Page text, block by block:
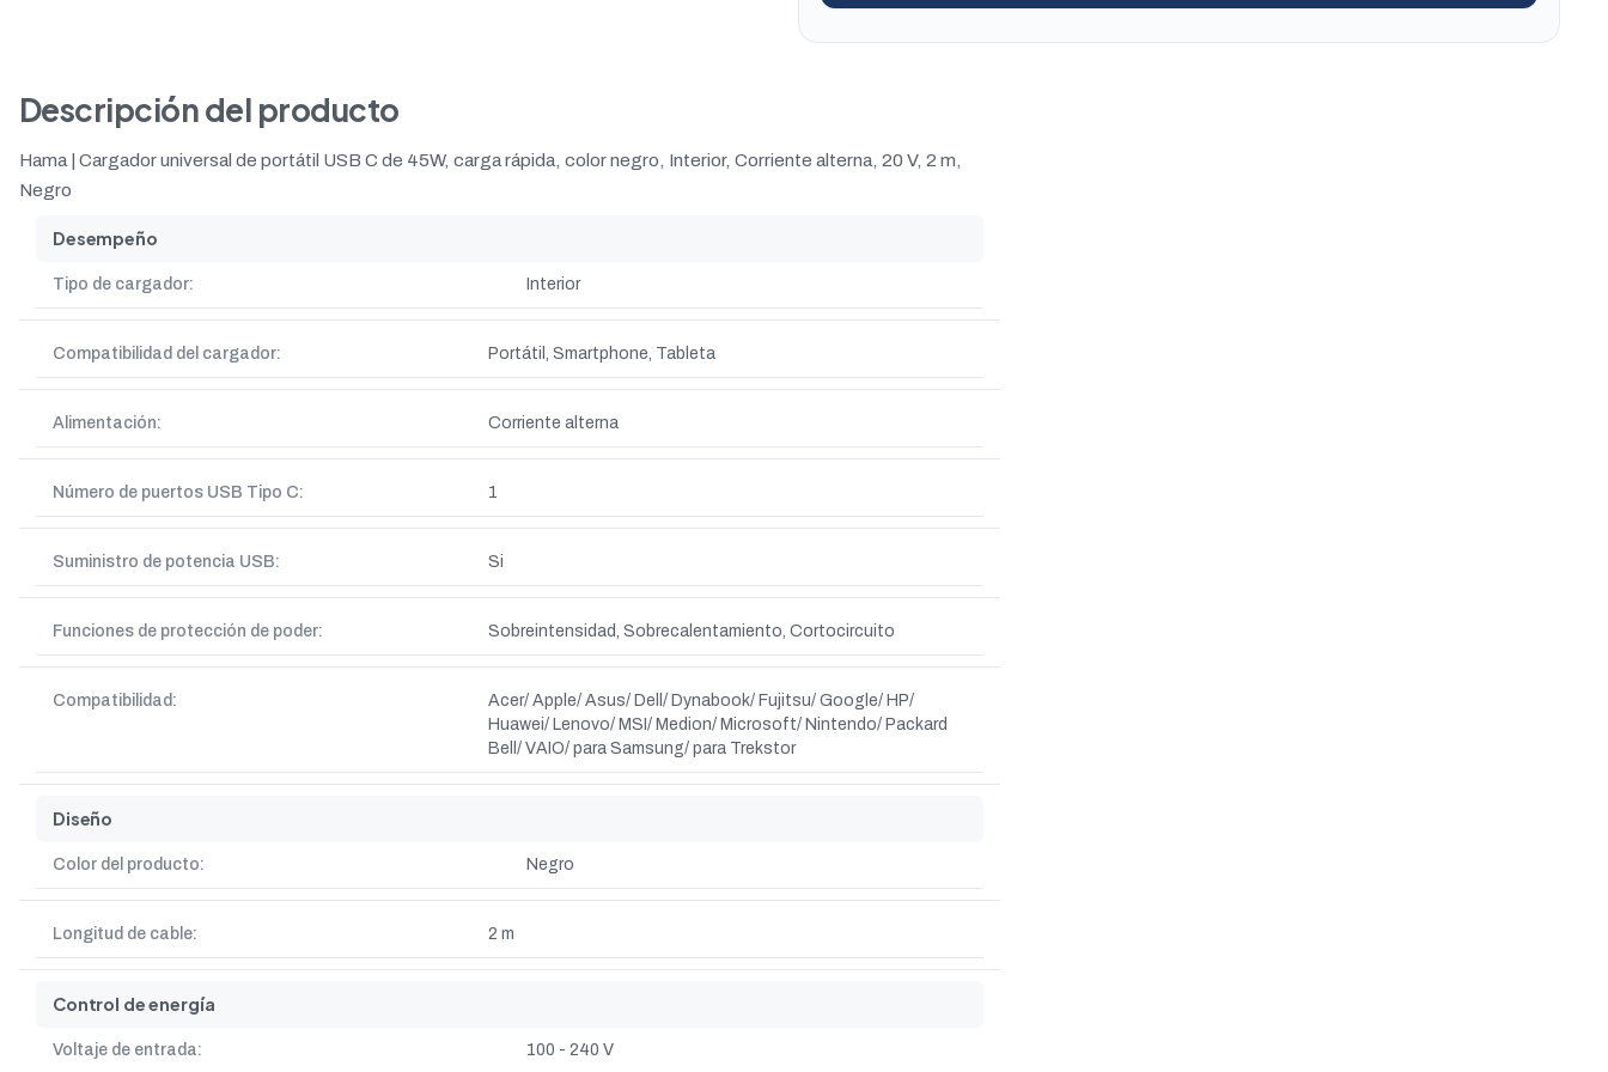
Descripción del producto
Hama | Cargador universal de portátil USB C de 45W, carga rápida, color negro, Interior, Corriente alterna, 20 V, 2 m,
Negro
Desempeño
Tipo de cargador: Interior
Compatibilidad del cargador: Portátil, Smartphone, Tableta
Alimentación: Corriente alterna
Número de puertos USB Tipo C: 1
Suministro de potencia USB: Si
Funciones de protección de poder: Sobreintensidad, Sobrecalentamiento, Cortocircuito
Compatibilidad:
Acer/ Apple/ Asus/ Dell/ Dynabook/ Fujitsu/ Google/ HP/
Huawei/ Lenovo/ MSI/ Medion/ Microsoft/ Nintendo/ Packard
Bell/ VAIO/ para Samsung/ para Trekstor
Diseño
Color del producto: Negro
Longitud de cable: 2 m
Control de energía
Voltaje de entrada: 100 - 240 V